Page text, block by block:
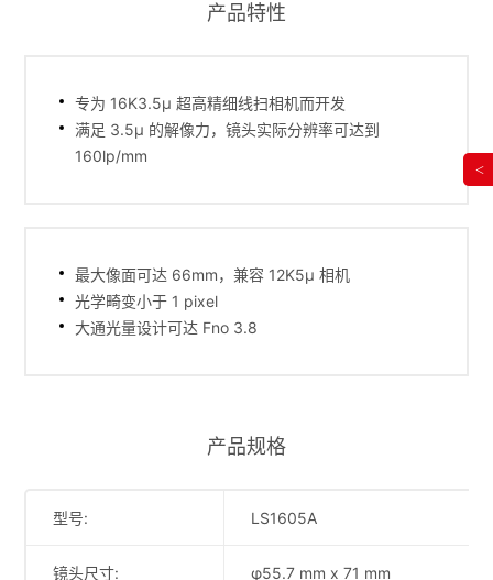
产品特性
专为 16K3.5μ 超高精细线扫相机而开发
满足 3.5µ 的解像力，镜头实际分辨率可达到
160lp/mm
最大像面可达 66mm，兼容 12K5μ 相机
光学畸变小于 1 pixel
大通光量设计可达 Fno 3.8
产品规格
型号: LS1605A
镜头尺寸: φ55.7 mm x 71 mm
<